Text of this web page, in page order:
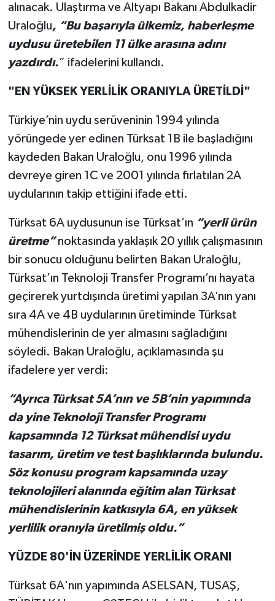
alınacak. Ulaştırma ve Altyapı Bakanı Abdulkadir
Uraloğlu, “Bu başarıyla ülkemiz, haberleşme
uydusu üretebilen 11 ülke arasına adını
yazdırdı.” ifadelerini kullandı.
"EN YÜKSEK YERLİLİK ORANIYLA ÜRETİLDİ"
Türkiye’nin uydu serüveninin 1994 yılında
yörüngede yer edinen Türksat 1B ile başladığını
kaydeden Bakan Uraloğlu, onu 1996 yılında
devreye giren 1C ve 2001 yılında fırlatılan 2A
uydularının takip ettiğini ifade etti.
Türksat 6A uydusunun ise Türksat’ın “yerli ürün
üretme”noktasında yaklaşık 20 yıllık çalışmasının
bir sonucu olduğunu belirten Bakan Uraloğlu,
Türksat’ın Teknoloji Transfer Programı’nı hayata
geçirerek yurtdışında üretimi yapılan 3A’nın yanı
sıra 4A ve 4B uydularının üretiminde Türksat
mühendislerinin de yer almasını sağladığını
söyledi. Bakan Uraloğlu, açıklamasında şu
ifadelere yer verdi:
“Ayrıca Türksat 5A’nın ve 5B’nin yapımında
da yine Teknoloji Transfer Programı
kapsamında 12 Türksat mühendisi uydu
tasarım, üretim ve test başlıklarında bulundu.
Söz konusu program kapsamında uzay
teknolojileri alanında eğitim alan Türksat
mühendislerinin katkısıyla 6A, en yüksek
yerlilik oranıyla üretilmiş oldu.”
YÜZDE 80'İN ÜZERİNDE YERLİLİK ORANI
Türksat 6A'nın yapımında ASELSAN, TUSAŞ,